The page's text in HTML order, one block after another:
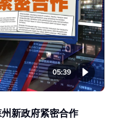
05:39
新政府紧密合作